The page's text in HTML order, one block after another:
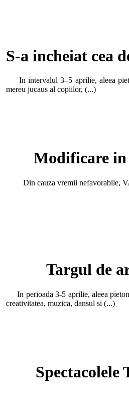
S-a incheiat cea
In intervalul 3–5 aprilie, aleea
mereu jucaus al copiilor, (...)
Modificare
Din cauza vremii nefavorabile,
Targul de
In perioada 3-5 aprilie, aleea
creativitatea, muzica, dansul si (...)